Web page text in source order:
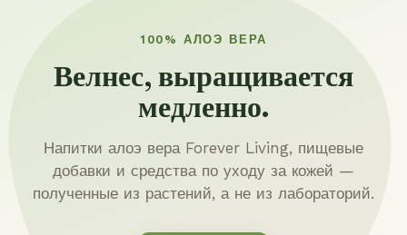
100% АЛОЭ ВЕРА
Велнес, выращивается
медленно.
Напитки алоэ вера Forever Living, пищевые
добавки и средства по уходу за кожей —
полученные из растений, а не из лабораторий.